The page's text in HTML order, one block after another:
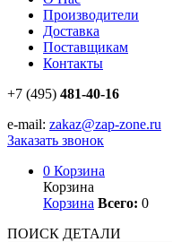
Производители
Доставка
Поставщикам
Контакты
+7 (495) 481-40-16
e-mail: zakaz@zap-zone.ru
Заказать звонок
0 Корзина
Корзина
Корзина Всего: 0
ПОИСК ДЕТАЛИ